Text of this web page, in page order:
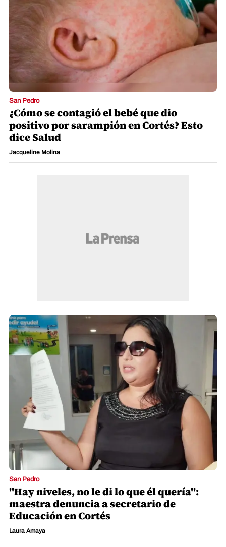
San Pedro
¿Cómo se contagió el bebé que dio
positivo por sarampión en Cortés? Esto
dice Salud
Jacqueline Molina
San Pedro
"Hay niveles, no le di lo que él quería":
maestra denuncia a secretario de
Educación en Cortés
Laura Amaya